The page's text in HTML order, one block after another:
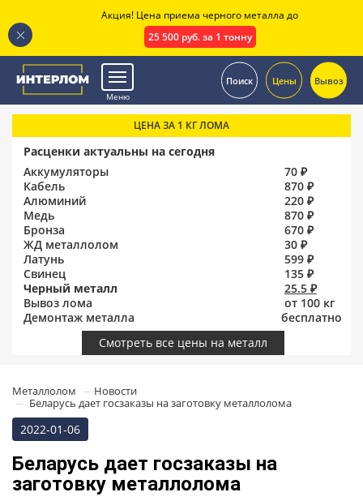
Меню
Поиск Цены Вывоз
ЦЕНА ЗА 1 КГ ЛОМА
Расценки актуальны на сегодня
Аккумуляторы
70 ₽
Кабель
870 ₽
Алюминий
220 ₽
Медь
870 ₽
Бронза
670 ₽
ЖД металлолом
30 ₽
Латунь
599 ₽
Свинец
135 ₽
Черный металл
25.5 ₽
Вывоз лома
от 100 кг
Демонтаж металла
бесплатно
Смотреть все цены на металл
Металлолом
Новости
Беларусь дает госзаказы на заготовку металлолома
2022-01-06
Беларусь дает госзаказы на
заготовку металлолома
Акция! Цена приема черного металла до
25 500 руб. за 1 тонну
.